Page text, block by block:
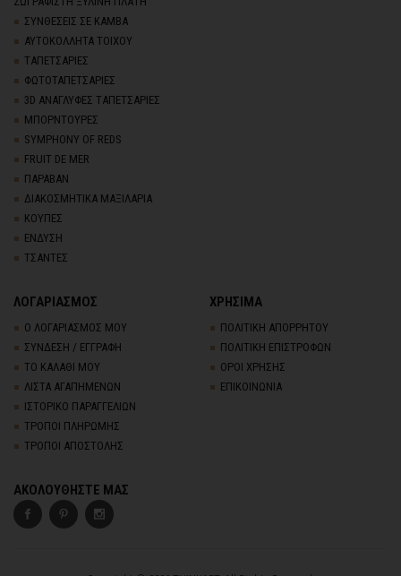
ΣΥΝΘΕΣΕΙΣ ΣΕ ΚΑΜΒΑ
ΑΥΤΟΚΟΛΛΗΤΑ ΤΟΙΧΟΥ
TΑΠΕΤΣΑΡΙΕΣ
ΦΩΤΟΤΑΠΕΤΣΑΡΙΕΣ
3D AΝΑΓΛΥΦΕΣ TΑΠΕΤΣΑΡΙΕΣ
ΜΠΟΡΝΤΟΥΡΕΣ
SYMPHONY OF REDS
FRUIT DE MER
ΠΑΡΑΒΑΝ
ΔΙΑΚΟΣΜΗΤΙΚΑ ΜΑΞΙΛΑΡΙΑ
ΚΟΥΠΕΣ
ΕΝΔΥΣΗ
ΤΣΑΝΤΕΣ
ΛΟΓΑΡΙΑΣΜΟΣ
Ο ΛΟΓΑΡΙΑΣΜΟΣ ΜΟΥ
ΣΥΝΔΕΣΗ / ΕΓΓΡΑΦΗ
ΤΟ ΚΑΛΑΘΙ ΜΟΥ
ΛΙΣΤΑ ΑΓΑΠΗΜΕΝΩΝ
ΙΣΤΟΡΙΚΟ ΠΑΡΑΓΓΕΛΙΩΝ
ΤΡΟΠΟΙ ΠΛΗΡΩΜΗΣ
ΤΡΟΠΟΙ ΑΠΟΣΤΟΛΗΣ
ΧΡΗΣΙΜΑ
ΠΟΛΙΤΙΚΗ ΑΠΟΡΡΗΤΟΥ
ΠΟΛΙΤΙΚΗ ΕΠΙΣΤΡΟΦΩΝ
ΟΡΟΙ ΧΡΗΣΗΣ
ΕΠΙΚΟΙΝΩΝΙΑ
ΑΚΟΛΟΥΘΗΣΤΕ ΜΑΣ